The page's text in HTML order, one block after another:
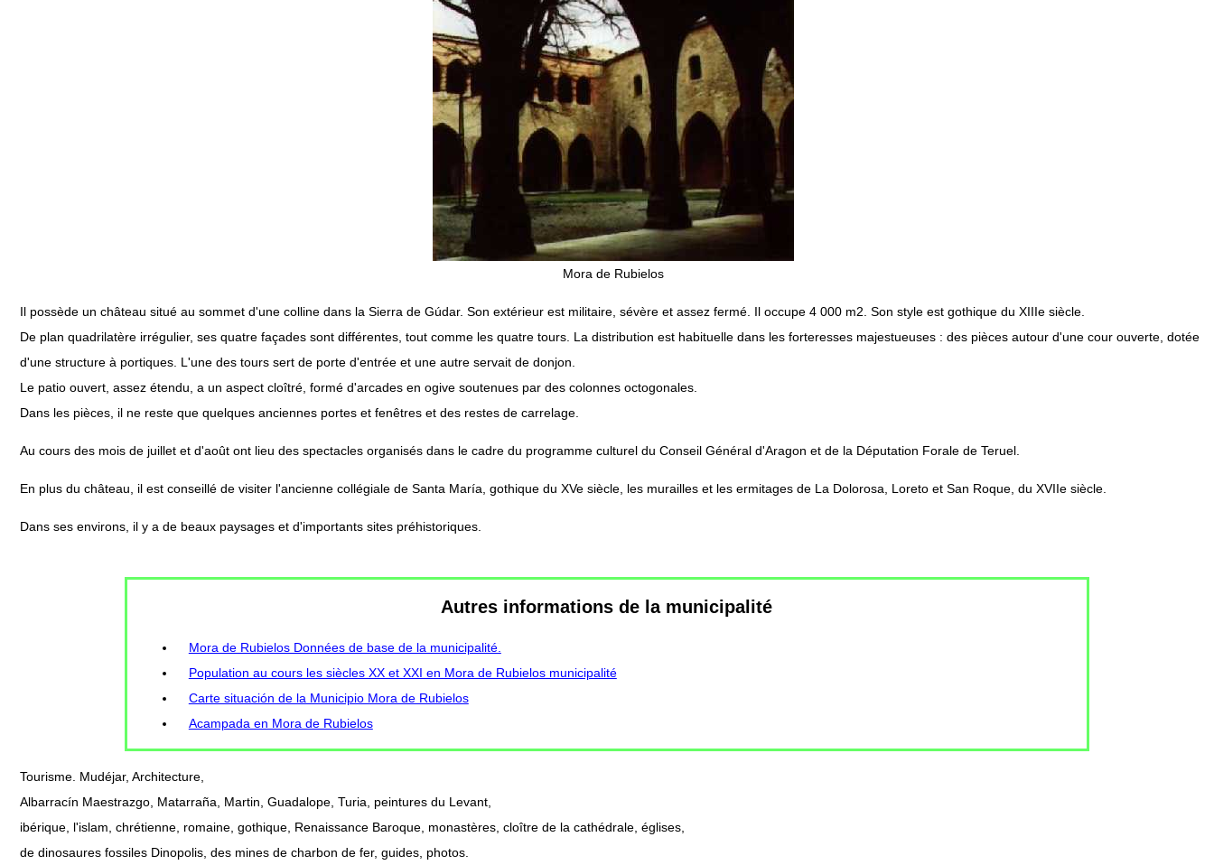
Mora de Rubielos
Il possède un château situé au sommet d'une colline dans la Sierra de Gúdar. Son extérieur est militaire, sévère et assez fermé. Il occupe 4 000 m2. Son style est gothique du XIIIe siècle.
De plan quadrilatère irrégulier, ses quatre façades sont différentes, tout comme les quatre tours. La distribution est habituelle dans les forteresses majestueuses : des pièces autour d'une cour ouverte, dotée
d'une structure à portiques. L'une des tours sert de porte d'entrée et une autre servait de donjon.
Le patio ouvert, assez étendu, a un aspect cloîtré, formé d'arcades en ogive soutenues par des colonnes octogonales.
Dans les pièces, il ne reste que quelques anciennes portes et fenêtres et des restes de carrelage.
Au cours des mois de juillet et d'août ont lieu des spectacles organisés dans le cadre du programme culturel du Conseil Général d'Aragon et de la Députation Forale de Teruel.
En plus du château, il est conseillé de visiter l'ancienne collégiale de Santa María, gothique du XVe siècle, les murailles et les ermitages de La Dolorosa, Loreto et San Roque, du XVIIe siècle.
Dans ses environs, il y a de beaux paysages et d'importants sites préhistoriques.
Autres informations de la municipalité
Mora de Rubielos Données de base de la municipalité.
Population au cours les siècles XX et XXI en Mora de Rubielos municipalité
Carte situación de la Municipio Mora de Rubielos
Acampada en Mora de Rubielos
Tourisme. Mudéjar, Architecture,
Albarracín Maestrazgo, Matarraña, Martin, Guadalope, Turia, peintures du Levant,
ibérique, l'islam, chrétienne, romaine, gothique, Renaissance Baroque, monastères, cloître de la cathédrale, églises,
de dinosaures fossiles Dinopolis, des mines de charbon de fer, guides, photos.